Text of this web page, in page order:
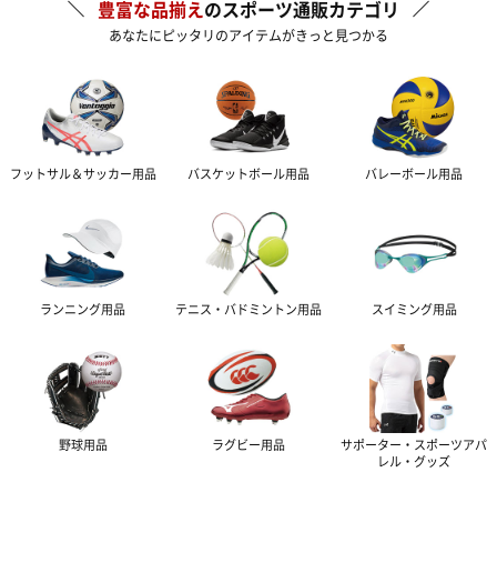
豊富な品揃え のスポーツ通販カテゴリ
あなたにピッタリのアイテムがきっと見つかる
フットサル＆サッカー用品 バスケットボール用品 バレーボール用品
ランニング用品 テニス・バドミントン用品 スイミング用品
野球用品 ラグビー用品
サポーター・スポーツアパ
レル・グッズ